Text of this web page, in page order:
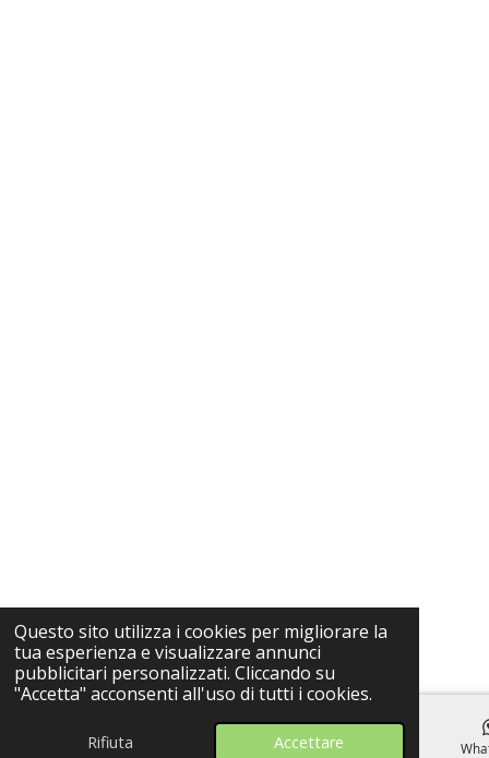
Questo sito utilizza i cookies per migliorare la
tua esperienza e visualizzare annunci
pubblicitari personalizzati. Cliccando su
"Accetta" acconsenti all'uso di tutti i cookies.
Rifiuta Accettare
Email Mappa